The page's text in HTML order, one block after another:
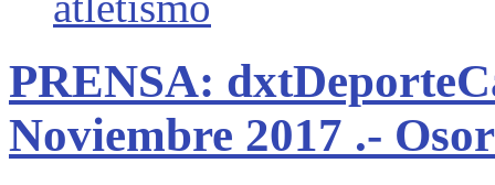
PRENSA:
Noviembre 2017 .-